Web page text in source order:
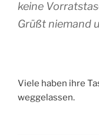
keine
Grüßt niemand
Viele haben ihre
weggelassen.